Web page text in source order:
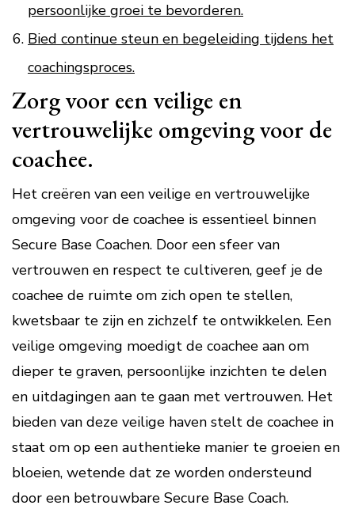
persoonlijke groei te bevorderen.
Bied continue steun en begeleiding tijdens het
coachingsproces.
Zorg voor een veilige en
vertrouwelijke omgeving voor de
coachee.
Het creëren van een veilige en vertrouwelijke
omgeving voor de coachee is essentieel binnen
Secure Base Coachen. Door een sfeer van
vertrouwen en respect te cultiveren, geef je de
coachee de ruimte om zich open te stellen,
kwetsbaar te zijn en zichzelf te ontwikkelen. Een
veilige omgeving moedigt de coachee aan om
dieper te graven, persoonlijke inzichten te delen
en uitdagingen aan te gaan met vertrouwen. Het
bieden van deze veilige haven stelt de coachee in
staat om op een authentieke manier te groeien en
bloeien, wetende dat ze worden ondersteund
door een betrouwbare Secure Base Coach.